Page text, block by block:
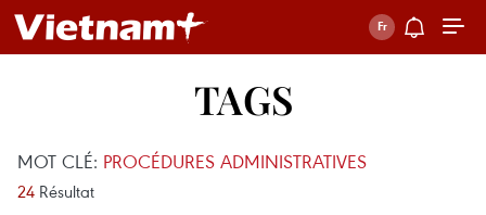
TAGS
MOT CLÉ: PROCÉDURES ADMINISTRATIVES
24 Résultat